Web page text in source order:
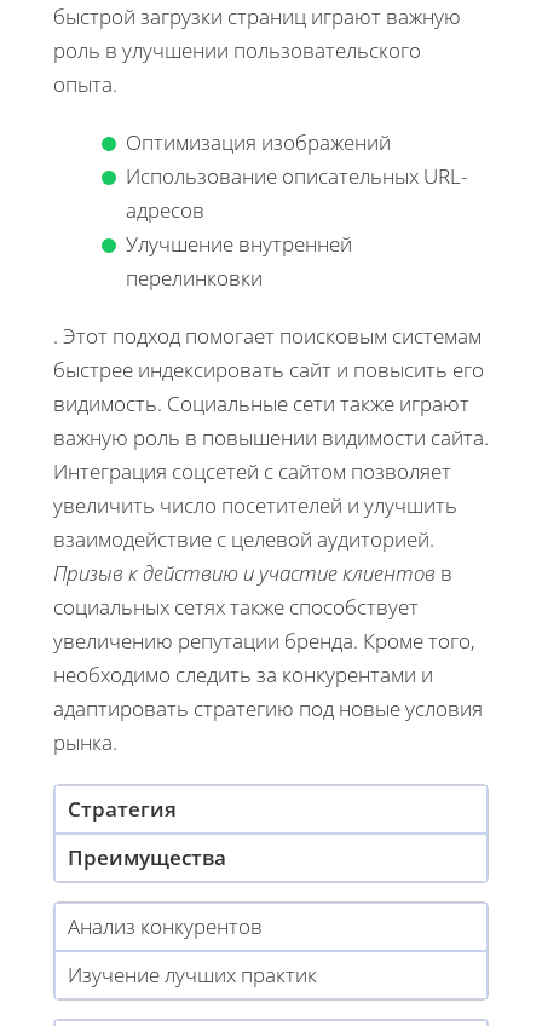
быстрой загрузки страниц играют важную
роль в улучшении пользовательского
опыта.
Оптимизация изображений
Использование описательных URL-
адресов
Улучшение внутренней
перелинковки
. Этот подход помогает поисковым системам
быстрее индексировать сайт и повысить его
видимость. Социальные сети также играют
важную роль в повышении видимости сайта.
Интеграция соцсетей с сайтом позволяет
увеличить число посетителей и улучшить
взаимодействие с целевой аудиторией.
Призыв к действию и участие клиентов в
социальных сетях также способствует
увеличению репутации бренда. Кроме того,
необходимо следить за конкурентами и
адаптировать стратегию под новые условия
рынка.
Стратегия
Преимущества
Анализ конкурентов
Изучение лучших практик